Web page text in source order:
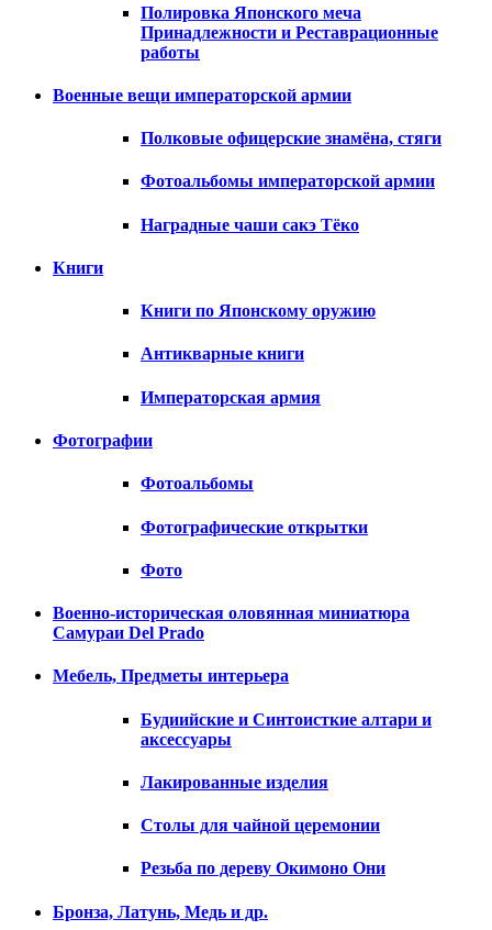
Полировка Японского меча
Принадлежности и Реставрационные
работы
Военные вещи императорской армии
Полковые офицерские знамёна, стяги
Фотоальбомы императорской армии
Наградные чаши сакэ Тёко
Книги
Книги по Японскому оружию
Антикварные книги
Императорская армия
Фотографии
Фотоальбомы
Фотографические открытки
Фото
Военно-историческая оловянная миниатюра
Самураи Del Prado
Мебель, Предметы интерьера
Будиийские и Синтоисткие алтари и
аксессуары
Лакированные изделия
Столы для чайной церемонии
Резьба по дереву Окимоно Они
Бронза, Латунь, Медь и др.